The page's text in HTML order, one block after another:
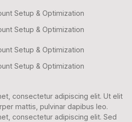
Setup & Optimization
Setup & Optimization
Setup & Optimization
Setup & Optimization
consectetur adipiscing elit. Ut elit
mattis, pulvinar dapibus leo.
consectetur adipiscing elit. Sed